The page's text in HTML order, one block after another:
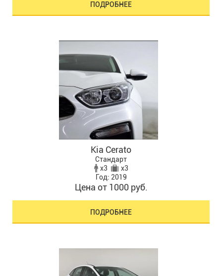
ПОДРОБНЕЕ
Kia Cerato
Стандарт
x3
x3
Год: 2019
Цена от 1000 руб.
ПОДРОБНЕЕ